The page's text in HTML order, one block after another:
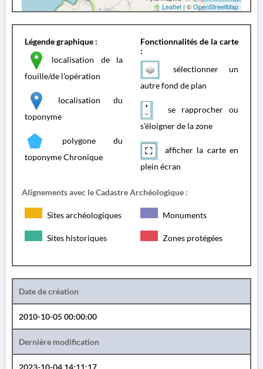
Leaflet | ©OpenStreetMap
Légende graphique :
localisation de la
fouille/de l'opération
localisation du
toponyme
polygone du
toponyme Chronique
Fonctionnalités de la carte
:
sélectionner un
autre fond de plan
se rapprocher ou
s'éloigner de la zone
afficher la carte en
plein écran
Alignements avec le Cadastre Archéologique :
Sites archéologiques Monuments
Sites historiques Zones protégées
Date de création
2010-10-05 00:00:00
Dernière modification
2023-10-04 14:11:17